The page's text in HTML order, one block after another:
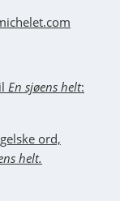
En sjøens helt:
ord,
helt.